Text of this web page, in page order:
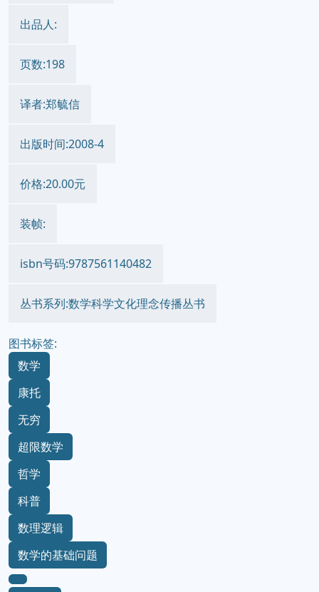
出品人:
页数:198
译者:郑毓信
出版时间:2008-4
价格:20.00元
装帧:
isbn号码:9787561140482
丛书系列:数学科学文化理念传播丛书
图书标签:
数学
康托
无穷
超限数学
哲学
科普
数理逻辑
数学的基础问题